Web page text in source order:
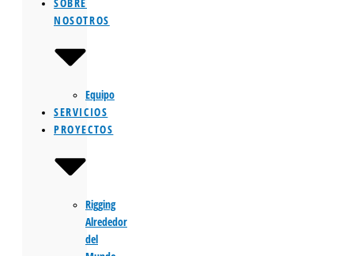
NOSOTROS
Equipo
SERVICIOS
PROYECTOS
Rigging
Alrededor
del